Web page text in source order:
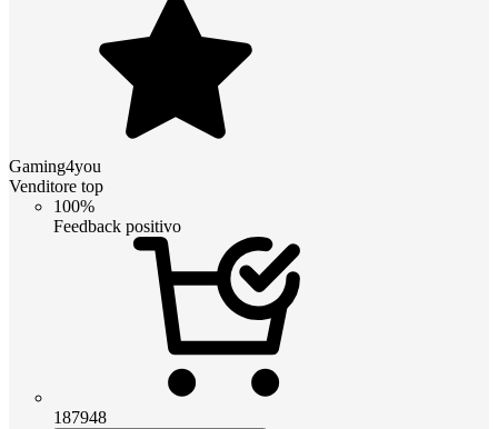
Gaming4you
Venditore top
100%
Feedback positivo
187948